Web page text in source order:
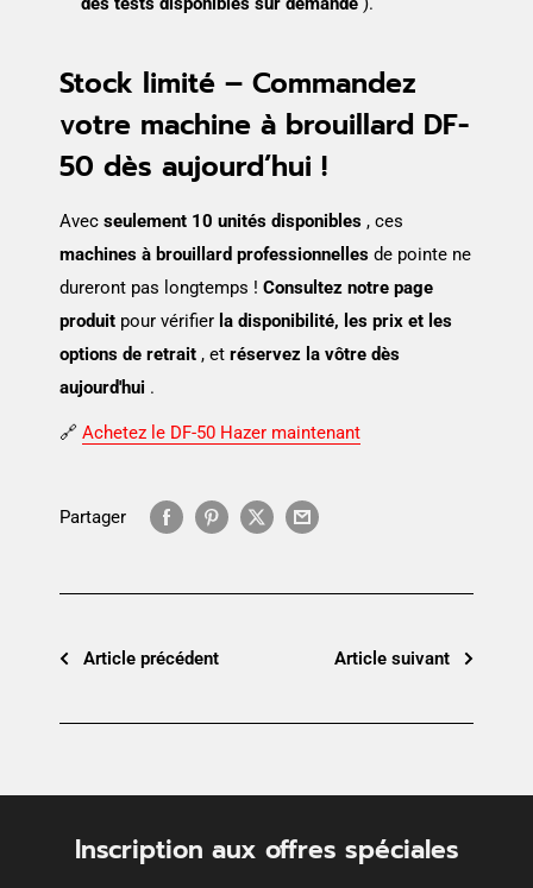
Stock limité – Commandez
votre machine à brouillard DF-
50 dès aujourd’hui !
Avec seulement 10 unités disponibles , ces
machines à brouillard professionnelles de pointe ne
dureront pas longtemps ! Consultez notre page
produit pour vérifier la disponibilité, les prix et les
options de retrait , et réservez la vôtre dès
aujourd'hui .
🔗 Achetez le DF-50 Hazer maintenant
Partager
Article précédent Article suivant
Inscription aux offres spéciales